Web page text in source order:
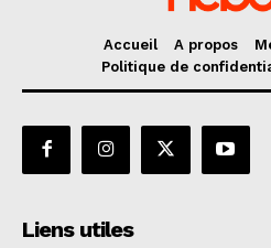
Accueil A propos
Politique de
Liens utiles